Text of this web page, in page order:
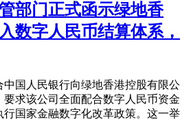
部门正式函示绿地香
数字人民币结算体系，
中国人民银行向绿地香港控股有限公
要求该公司全面配合数字人民币资金
行国家金融数字化改革政策。这一举